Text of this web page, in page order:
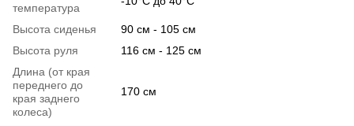
температура
Высота сиденья
90 см - 105 см
Высота руля
116 см - 125 см
Длина (от края
переднего до
края заднего
колеса)
170 см